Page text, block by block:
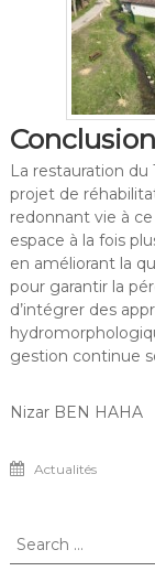
Conclusion
La restauration du
projet de
redonnant vie à ce
espace à la fois
en améliorant la
pour garantir la
d’intégrer des
gestion continue
Nizar BEN HAHA
Actualités
Search